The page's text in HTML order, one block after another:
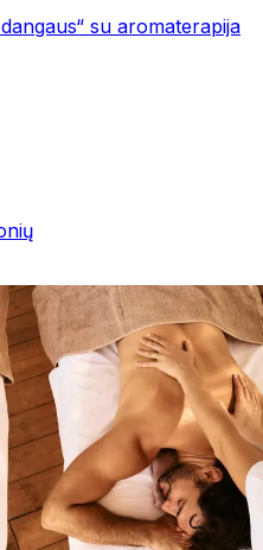
su aromaterapija